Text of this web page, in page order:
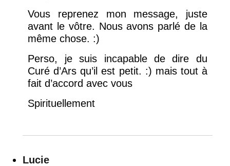
Vous reprenez mon message, juste
avant le vôtre. Nous avons parlé de la
même chose. :)
Perso, je suis incapable de dire du
Curé d’Ars qu’il est petit. :) mais tout à
fait d’accord avec vous
Spirituellement
Lucie